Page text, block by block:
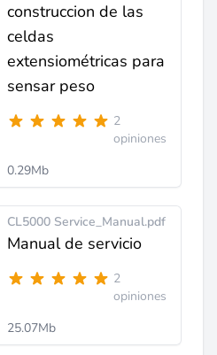
construccion de las
celdas
extensiométricas para
sensar peso
2
opiniones
0.29Mb
CL5000 Service_Manual.pdf
Manual de servicio
2
opiniones
25.07Mb